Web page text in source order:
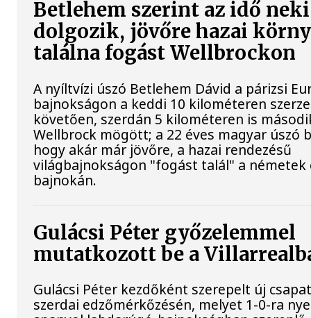
Betlehem szerint az idő neki
dolgozik, jövőre hazai
találna fogást Wellbrockon
A nyíltvízi úszó Betlehem Dávid a párizsi
bajnokságon a keddi 10 kilométeren
követően, szerdán 5 kilométeren is
Wellbrock mögött; a 22 éves magyar úszó
hogy akár már jövőre, a hazai rendezésű
világbajnokságon "fogást talál" a németek
bajnokán.
Gulácsi Péter győzelemmel
mutatkozott be a
Gulácsi Péter kezdőként szerepelt új
szerdai edzőmérkőzésén, melyet 1-0-ra